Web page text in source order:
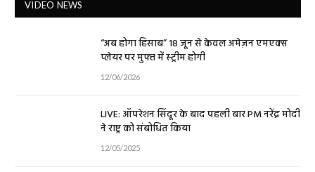
VIDEO NEWS
“अब होगा हिसाब” 18 जून से केवल अमेज़न एमएक्स
प्लेयर पर मुफ्त में स्ट्रीम होगी
12/06/2026
LIVE: ऑपरेशन सिंदूर के बाद पहली बार PM नरेंद्र मोदी
ने राष्ट्र को संबोधित किया
12/05/2025